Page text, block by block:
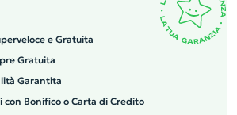
e Gratuita
Gratuita
Garantita
con Bonifico o Carta di Credito